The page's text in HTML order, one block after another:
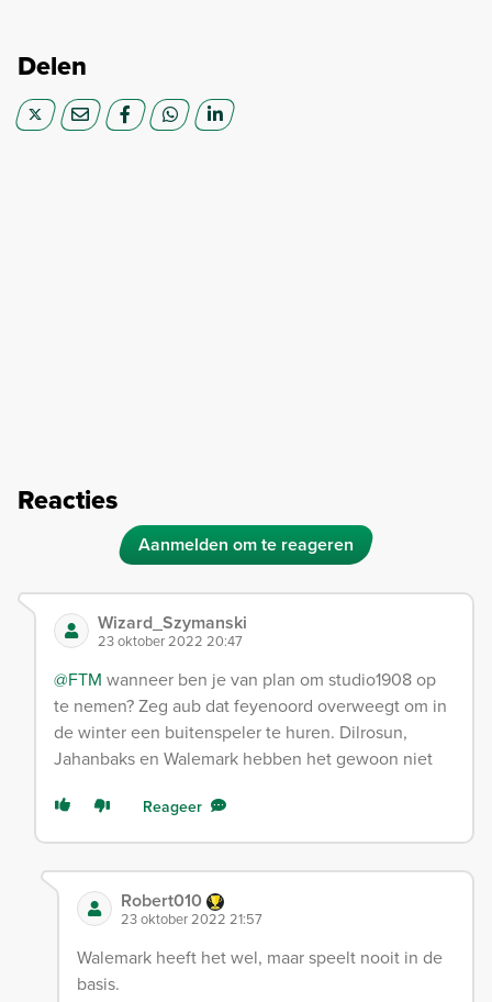
Delen
Reacties
Aanmelden om te reageren
Wizard_Szymanski
23 oktober 2022 20:47
@FTM wanneer ben je van plan om studio1908 op
te nemen? Zeg aub dat feyenoord overweegt om in
de winter een buitenspeler te huren. Dilrosun,
Jahanbaks en Walemark hebben het gewoon niet
Reageer
Robert010
23 oktober 2022 21:57
Walemark heeft het wel, maar speelt nooit in de
basis.